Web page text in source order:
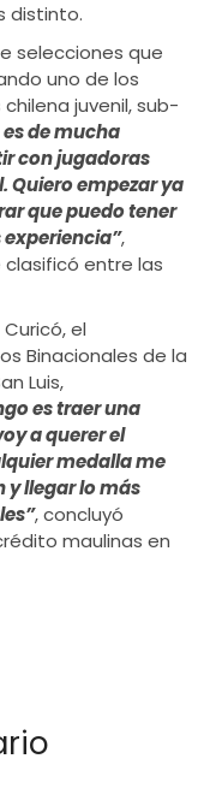
distinto.
selecciones que
uno de los
juvenil, sub-
de mucha
con jugadoras
Quiero empezar ya
que puedo tener
,
clasificó entre las
el
Binacionales de la
Luis,
es traer una
a querer el
medalla me
y llegar lo más
, concluyó
maulinas en